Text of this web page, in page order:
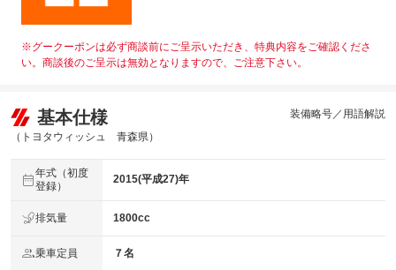
※グークーポンは必ず商談前にご呈示いただき、特典内容をご確認くださ
い。商談後のご呈示は無効となりますので、ご注意下さい。
基本仕様
（トヨタウィッシュ 青森県）
装備略号／用語解説
年式（初度
登録）
2015(平成27)年
排気量 1800cc
乗車定員 ７名